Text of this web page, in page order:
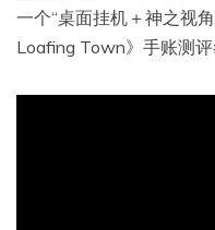
一个“桌面挂机＋神之视
Loafing Town》手账测